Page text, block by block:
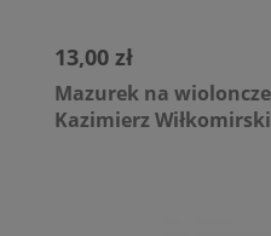
Mazurek na
Kazimierz
13,00 zł